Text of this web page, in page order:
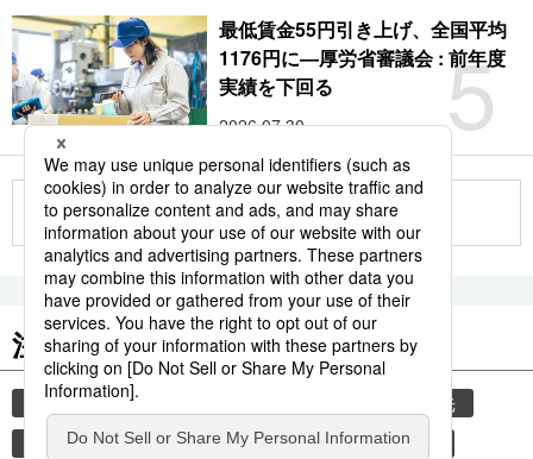
5
最低賃金55円引き上げ、全国平均
1176円に―厚労省審議会 : 前年度
実績を下回る
2026.07.30
もっと見る
注目のキーワード
共同通信ニュース
観光
避難所
自然災害 気象庁 津波